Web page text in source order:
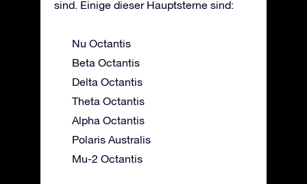
sind. Einige dieser Hauptsterne sind:
Nu Octantis
Beta Octantis
Delta Octantis
Theta Octantis
Alpha Octantis
Polaris Australis
Mu-2 Octantis